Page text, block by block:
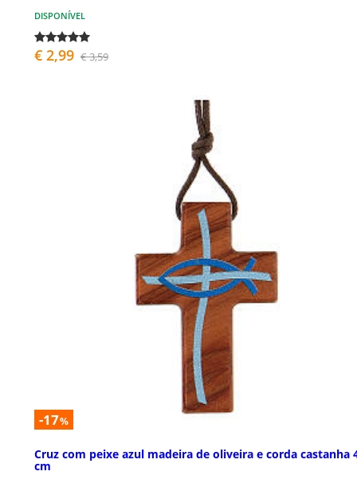
DISPONÍVEL
€ 2,99 € 3,59
-17%
Cruz com peixe azul madeira de oliveira e corda castanha
cm